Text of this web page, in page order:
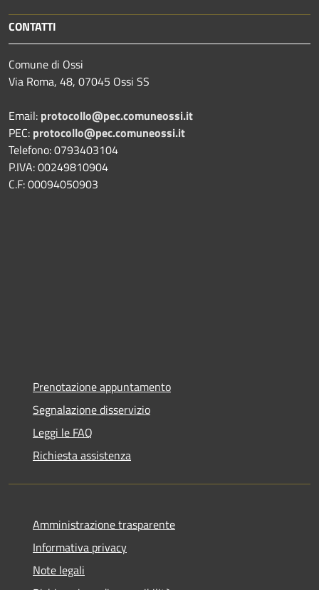
CONTATTI
Comune di Ossi
Via Roma, 48, 07045 Ossi SS
Email: protocollo@pec.comuneossi.it
PEC: protocollo@pec.comuneossi.it
Telefono: 0793403104
P.IVA: 00249810904
C.F: 00094050903
Prenotazione appuntamento
Segnalazione disservizio
Leggi le FAQ
Richiesta assistenza
Amministrazione trasparente
Informativa privacy
Note legali